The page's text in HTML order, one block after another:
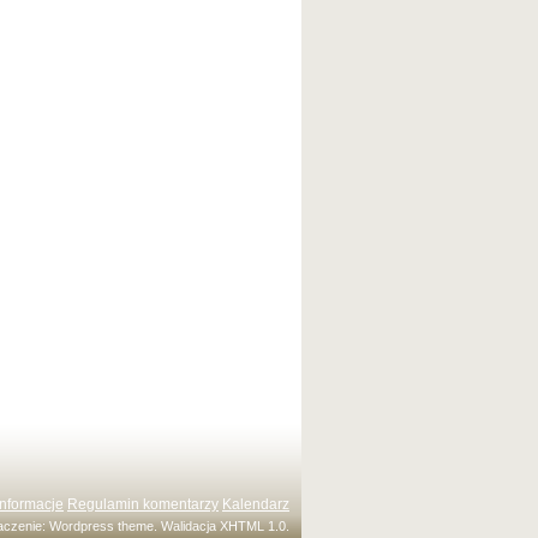
Regulamin komentarzy Kalendarz
Wordpress theme. WalidacjaXHTML 1.0.